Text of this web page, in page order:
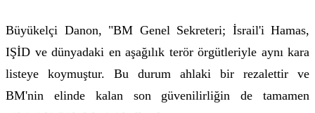
Büyükelçi Danon, "BM Genel Sekreteri; İsrail'i Hamas,
IŞİD ve dünyadaki en aşağılık terör örgütleriyle aynı kara
listeye koymuştur. Bu durum ahlaki bir rezalettir ve
BM'nin elinde kalan son güvenilirliğin de tamamen